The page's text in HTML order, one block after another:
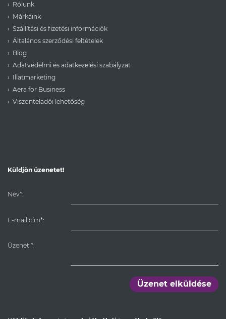
Rólunk
Márkáink
Szállítási és fizetési információk
Általános szerződési feltételek
Blog
Adatvédelmi és adatkezelési szabályzat
Illatmarketing
Aera for Business
Viszonteladói lehetőség
Küldjön üzenetet!
Név*:
E-mail cím*:
Üzenet *:
Üzenet elküldése